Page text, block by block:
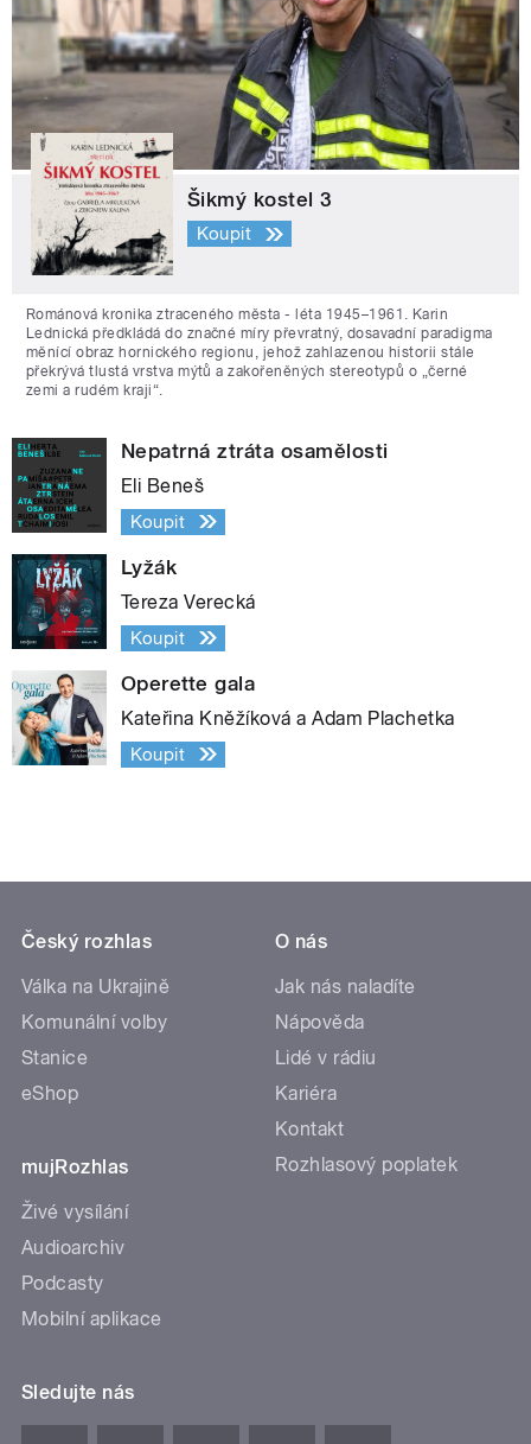
Šikmý kostel 3
Koupit
Románová kronika ztraceného města - léta 1945–1961. Karin
Lednická předkládá do značné míry převratný, dosavadní paradigma
měnící obraz hornického regionu, jehož zahlazenou historii stále
překrývá tlustá vrstva mýtů a zakořeněných stereotypů o „černé
zemi a rudém kraji“.
Nepatrná ztráta osamělosti
Eli Beneš
Koupit
Lyžák
Tereza Verecká
Koupit
Operette gala
Kateřina Kněžíková a Adam Plachetka
Koupit
Český rozhlas
Válka na Ukrajině
Komunální volby
Stanice
eShop
mujRozhlas
Živé vysílání
Audioarchiv
Podcasty
Mobilní aplikace
O nás
Jak nás naladíte
Nápověda
Lidé v rádiu
Kariéra
Kontakt
Rozhlasový poplatek
Sledujte nás